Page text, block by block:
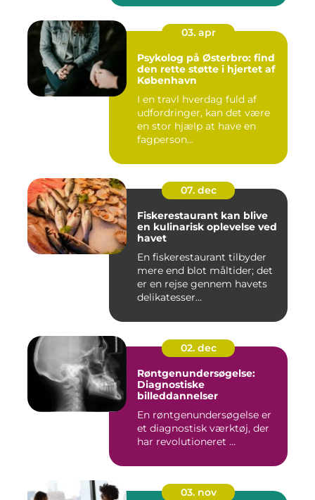
03. apr
Psykolog på Østerbro: find
den rette støtte i hjertet af
København
I en travl hverdag fuld af
udfordringer, kan det være
en stor hjælp at have en
fagperson...
07. dec
Fiskerestaurant kan blive
en kulinarisk oplevelse ved
havet
En fiskerestaurant tilbyder
mere end blot måltider; det
er en rejse gennem havets
delikatesser...
02. dec
Røntgenundersøgelse:
Diagnostiske
billeddannelser
En røntgenundersøgelse er
et diagnostisk værktøj, der
har revolutioneret ...
03. nov